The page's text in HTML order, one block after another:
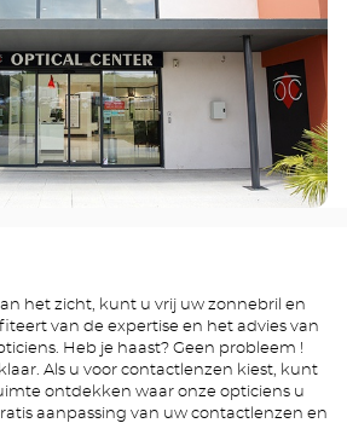
het zicht, kunt u vrij uw zonnebril en
van de expertise en het advies van
Heb je haast? Geen probleem !
Als u voor contactlenzen kiest, kunt
ontdekken waar onze opticiens u
aanpassing van uw contactlenzen en